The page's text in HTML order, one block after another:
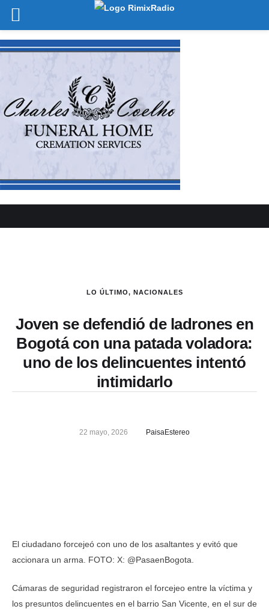
LO ÚLTIMO, NACIONALES
Joven se defendió de ladrones en
Bogotá con una patada voladora:
uno de los delincuentes intentó
intimidarlo
22 mayo, 2026 PaisaEstereo
El ciudadano forcejeó con uno de los asaltantes y evitó que
accionara un arma. FOTO: X: @PasaenBogota.
Cámaras de seguridad registraron el forcejeo entre la víctima y
los presuntos delincuentes en el barrio San Vicente, en el sur de